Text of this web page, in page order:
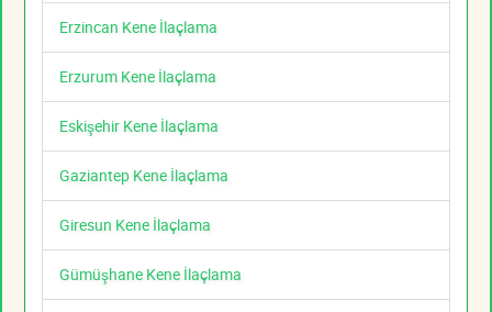
Erzincan Kene İlaçlama
Erzurum Kene İlaçlama
Eskişehir Kene İlaçlama
Gaziantep Kene İlaçlama
Giresun Kene İlaçlama
Gümüşhane Kene İlaçlama